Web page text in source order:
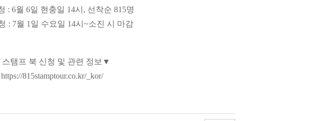
: 6월 6일 현충일 14시, 선착순 815명
: 7월 1일 수요일 14시~소진 시 마감
탬프 북 신청 및 관련 정보▼
https://815stamptour.co.kr/_kor/